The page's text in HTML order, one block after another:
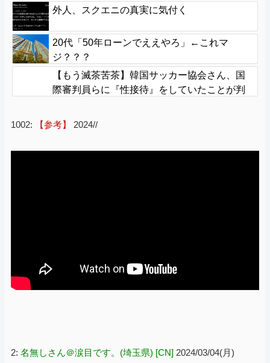
力で接近！（伊勢湾台風級」台風13号と15号
外人、スクエニの真実に気付く
20代「50年ローンでええやろ」←これマ
ジ？？？
【もう滅茶苦茶】韓国サッカー協会さん、国
際審判員らに『性接待』をしていたことが判
摘も
1002: 【参考】 2024//
2: 名無しさん＠涙目です。(埼玉県) [CN] 2024/03/04(月)